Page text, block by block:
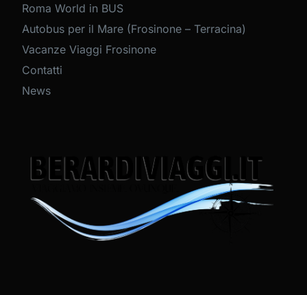
Roma World in BUS
Autobus per il Mare (Frosinone – Terracina)
Vacanze Viaggi Frosinone
Contatti
News